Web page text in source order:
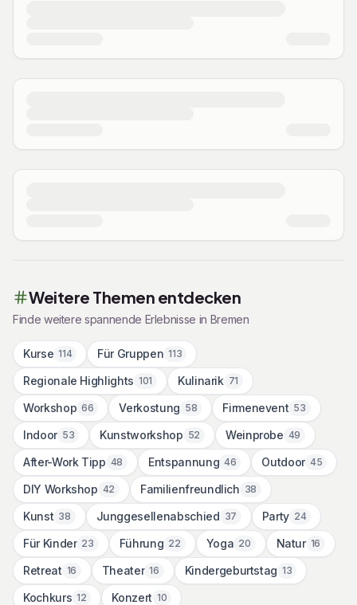
Weitere Themen entdecken
Finde weitere spannende Erlebnisse in Bremen
Kurse 114 Für Gruppen 113
Regionale Highlights 101 Kulinarik 71
Workshop 66 Verkostung 58 Firmenevent 53
Indoor 53 Kunstworkshop 52 Weinprobe 49
After-Work Tipp 48 Entspannung 46 Outdoor 45
DIY Workshop 42 Familienfreundlich 38
Kunst 38 Junggesellenabschied 37 Party 24
Für Kinder 23 Führung 22 Yoga 20 Natur 16
Retreat 16 Theater 16 Kindergeburtstag 13
Kochkurs 12 Konzert 10